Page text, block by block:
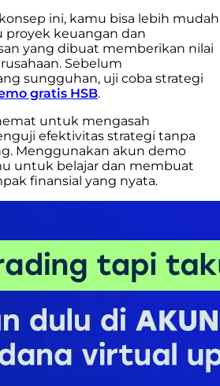
ini, kamu bisa lebih mudah
proyek keuangan dan
yang dibuat memberikan nilai
Sebelum
sungguhan, uji coba strategi
gratis HSB.
untuk mengasah
efektivitas strategi tanpa
Menggunakan akun demo
untuk belajar dan membuat
finansial yang nyata.